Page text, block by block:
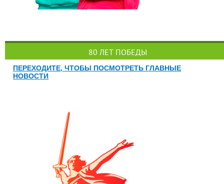
80 ЛЕТ ПОБЕДЫ
ПЕРЕХОДИТЕ, ЧТОБЫ ПОСМОТРЕТЬ ГЛАВНЫЕ
НОВОСТИ